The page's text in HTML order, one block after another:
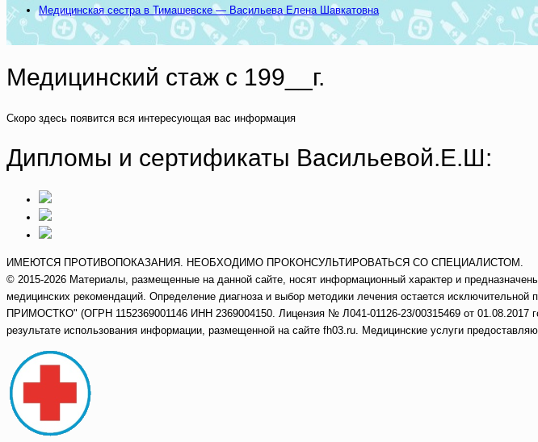
Медицинская сестра в Тимашевске — Васильева Елена Шавкатовна
Медицинский стаж с 199__г.
Скоро здесь появится вся интересующая вас информация
Дипломы и сертификаты Васильевой.Е.Ш:
ИМЕЮТСЯ ПРОТИВОПОКАЗАНИЯ. НЕОБХОДИМО ПРОКОНСУЛЬТИРОВАТЬСЯ СО СПЕЦИАЛИСТОМ.
© 2015-2026 Материалы, размещенные на данной сайте, носят информационный характер и
медицинских рекомендаций. Определение диагноза и выбор методики лечения остается
ПРИМОСТКО" (ОГРН 1152369001146 ИНН 2369004150. Лицензия № Л041-01126-23/00315469 от 01.08.2017
результате использования информации, размещенной на сайте fh03.ru. Медицинские услуги